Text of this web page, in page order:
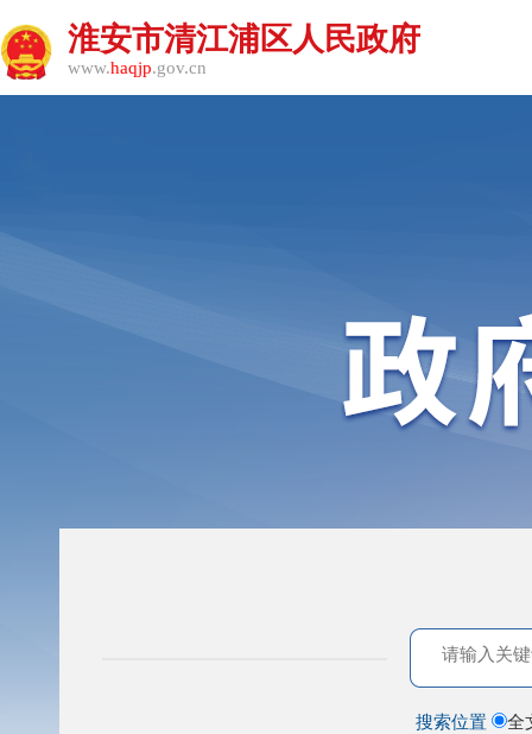
淮安市清江浦区人民政府
www.haqjp.gov.cn
搜索位置 全